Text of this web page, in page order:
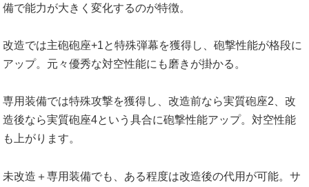
備で能力が大きく変化するのが特徴。
改造では主砲砲座+1と特殊弾幕を獲得し、砲撃性能が格段に
アップ。元々優秀な対空性能にも磨きが掛かる。
専用装備では特殊攻撃を獲得し、改造前なら実質砲座2、改
造後なら実質砲座4という具合に砲撃性能アップ。対空性能
も上がります。
未改造＋専用装備でも、ある程度は改造後の代用が可能。サ